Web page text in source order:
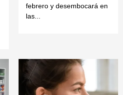
febrero y desembocará en
las...